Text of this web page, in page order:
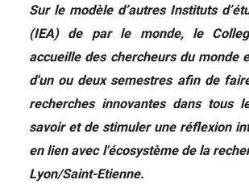
Sur le modèle d’autres Instituts
(IEA) de par le monde, le
accueille des chercheurs du monde
d'un ou deux semestres afin de
recherches innovantes dans tous
savoir et de stimuler une réflexion
en lien avec l'écosystème de la
Lyon/Saint-Etienne.